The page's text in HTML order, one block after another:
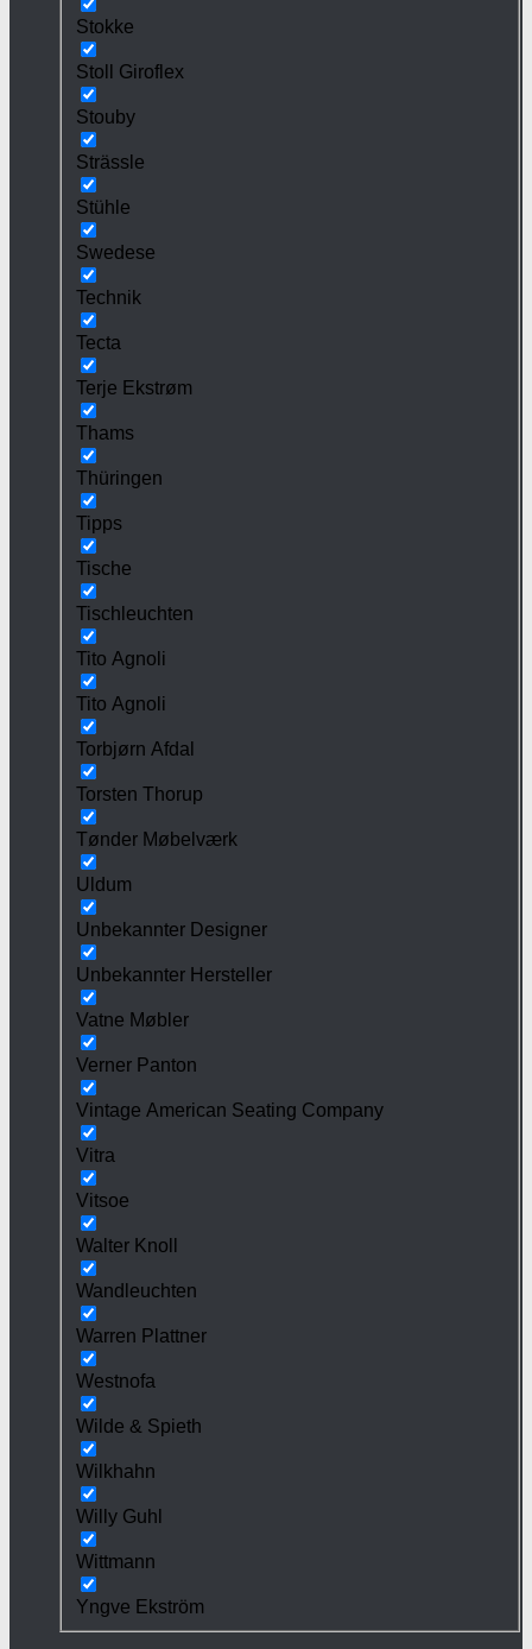
Stokke
Stoll Giroflex
Stouby
Strässle
Stühle
Swedese
Technik
Tecta
Terje Ekstrøm
Thams
Thüringen
Tipps
Tische
Tischleuchten
Tito Agnoli
Tito Agnoli
Torbjørn Afdal
Torsten Thorup
Tønder Møbelværk
Uldum
Unbekannter Designer
Unbekannter Hersteller
Vatne Møbler
Verner Panton
Vintage American Seating Company
Vitra
Vitsoe
Walter Knoll
Wandleuchten
Warren Plattner
Westnofa
Wilde & Spieth
Wilkhahn
Willy Guhl
Wittmann
Yngve Ekström